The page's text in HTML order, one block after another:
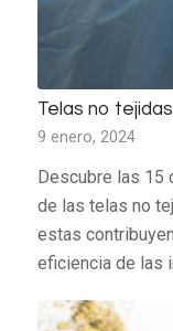
Telas no
9 enero, 2024
Descubre las 15
de las telas no
estas
eficiencia de las